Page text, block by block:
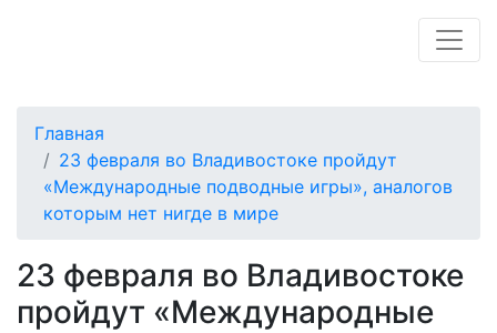
Главная
23 февраля во Владивостоке пройдут
«Международные подводные игры», аналогов
которым нет нигде в мире
23 февраля во Владивостоке
пройдут «Международные